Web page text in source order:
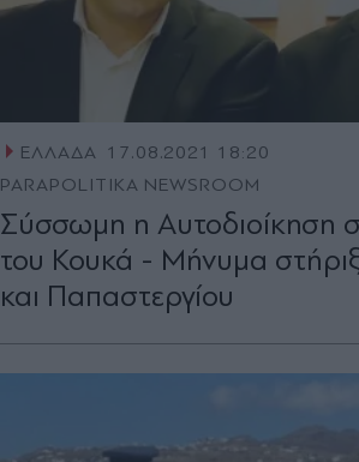
ΕΛΛΑΔΑ 17.08.2021 18:20
PARAPOLITIKA NEWSROOM
Σύσσωμη η Αυτοδιοίκηση
του Κουκά - Μήνυμα
και Παπαστεργίου